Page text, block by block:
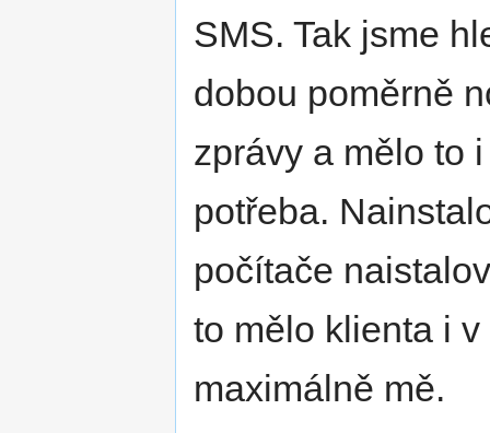
SMS. Tak jsme
dobou poměrně
zprávy a mělo to
potřeba.
počítače
to mělo klienta i
maximálně mě.